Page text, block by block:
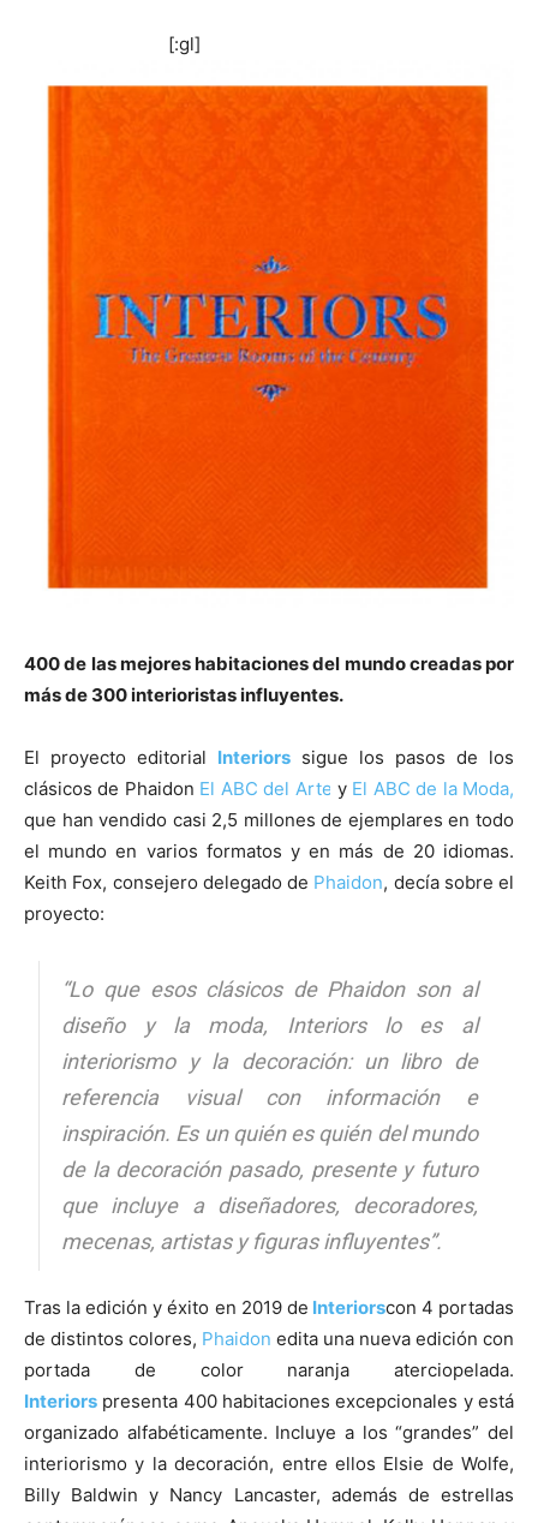
[:gl]
400 de las mejores habitaciones del mundo creadas por
más de 300 interioristas influyentes.
El proyecto editorial Interiors sigue los pasos de los
clásicos de Phaidon El ABC del Arte y El ABC de la Moda,
que han vendido casi 2,5 millones de ejemplares en todo
el mundo en varios formatos y en más de 20 idiomas.
Keith Fox, consejero delegado de Phaidon, decía sobre el
proyecto:
“Lo que esos clásicos de Phaidon son al
diseño y la moda, Interiors lo es al
interiorismo y la decoración: un libro de
referencia visual con información e
inspiración. Es un quién es quién del mundo
de la decoración pasado, presente y futuro
que incluye a diseñadores, decoradores,
mecenas, artistas y figuras influyentes”.
Tras la edición y éxito en 2019 de Interiorscon 4 portadas
de distintos colores, Phaidon edita una nueva edición con
portada de color naranja aterciopelada.
Interiors presenta 400 habitaciones excepcionales y está
organizado alfabéticamente. Incluye a los “grandes” del
interiorismo y la decoración, entre ellos Elsie de Wolfe,
Billy Baldwin y Nancy Lancaster, además de estrellas